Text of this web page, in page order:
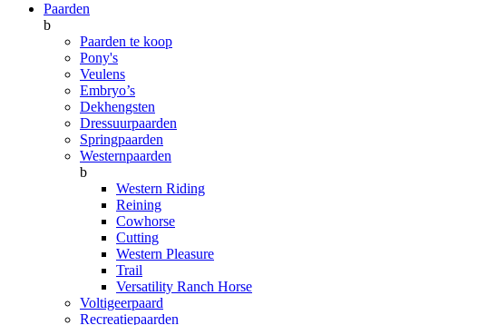
Paarden
b
Paarden te koop
Pony's
Veulens
Embryo’s
Dekhengsten
Dressuurpaarden
Springpaarden
Westernpaarden
b
Western Riding
Reining
Cowhorse
Cutting
Western Pleasure
Trail
Versatility Ranch Horse
Voltigeerpaard
Recreatiepaarden